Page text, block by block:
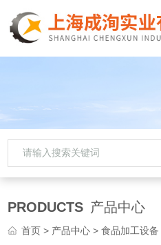
PRODUCTS 产品中心
首页 > 产品中心 >食品加工设备